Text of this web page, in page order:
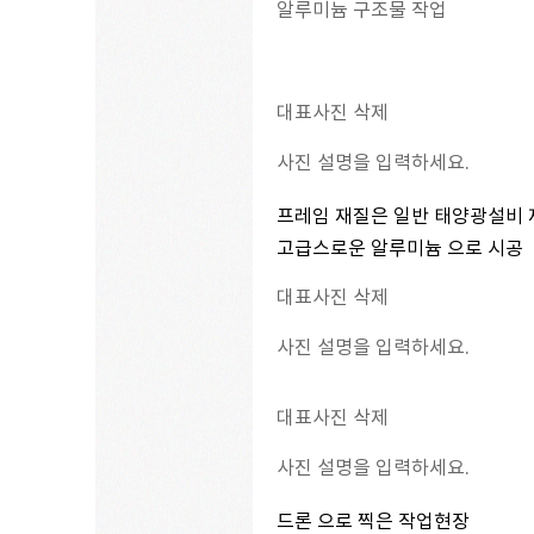
알루미늄 구조물 작업
대표사진 삭제
사진 설명을 입력하세요.
프레임 재질은 일반 태양광설비
고급스로운 알루미늄 으로 시공
대표사진 삭제
사진 설명을 입력하세요.
대표사진 삭제
사진 설명을 입력하세요.
드론 으로 찍은 작업현장